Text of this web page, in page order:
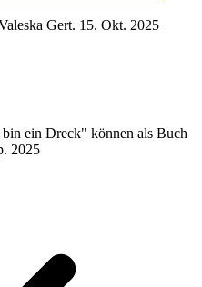
Gert. 15. Okt. 2025
ein Dreck" können als Buch
2025